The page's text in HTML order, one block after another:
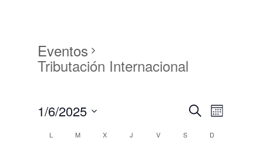
Eventos
Tributación Internacional
Navegación
de
búsqueda
de
Mes
1/6/2025
fecha.
Calendario
L M X J V S D